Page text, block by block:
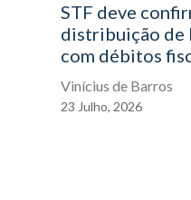
STF deve
distribuição de
com débitos
Vinícius de Barros
23 Julho, 2026